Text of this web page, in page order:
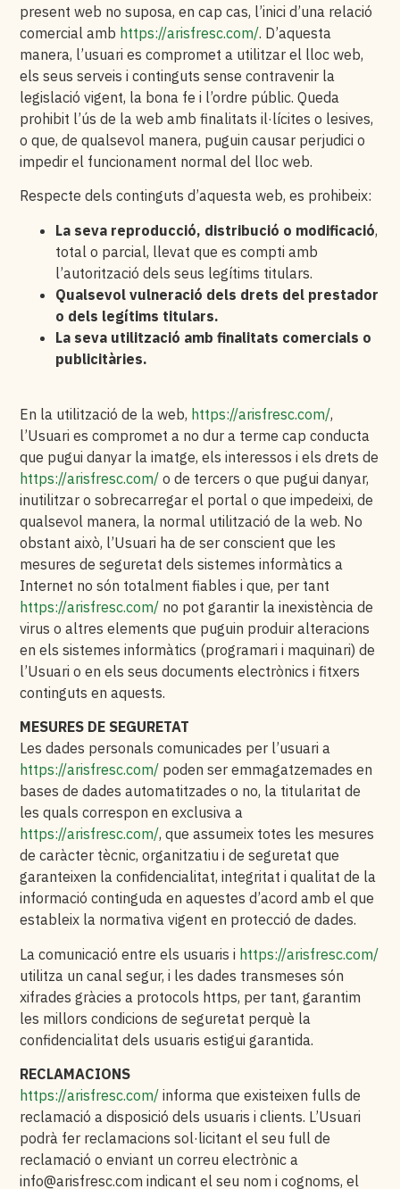
present web no suposa, en cap cas, l’inici d’una relació
comercial amb https://arisfresc.com/. D’aquesta
manera, l’usuari es compromet a utilitzar el lloc web,
els seus serveis i continguts sense contravenir la
legislació vigent, la bona fe i l’ordre públic. Queda
prohibit l’ús de la web amb finalitats il·lícites o lesives,
o que, de qualsevol manera, puguin causar perjudici o
impedir el funcionament normal del lloc web.
Respecte dels continguts d’aquesta web, es prohibeix:
La seva reproducció, distribució o modificació,
total o parcial, llevat que es compti amb
l’autorització dels seus legítims titulars.
Qualsevol vulneració dels drets del prestador
o dels legítims titulars.
La seva utilització amb finalitats comercials o
publicitàries.
En la utilització de la web, https://arisfresc.com/,
l’Usuari es compromet a no dur a terme cap conducta
que pugui danyar la imatge, els interessos i els drets de
https://arisfresc.com/ o de tercers o que pugui danyar,
inutilitzar o sobrecarregar el portal o que impedeixi, de
qualsevol manera, la normal utilització de la web. No
obstant això, l’Usuari ha de ser conscient que les
mesures de seguretat dels sistemes informàtics a
Internet no són totalment fiables i que, per tant
https://arisfresc.com/ no pot garantir la inexistència de
virus o altres elements que puguin produir alteracions
en els sistemes informàtics (programari i maquinari) de
l’Usuari o en els seus documents electrònics i fitxers
continguts en aquests.
MESURES DE SEGURETAT
Les dades personals comunicades per l’usuari a
https://arisfresc.com/ poden ser emmagatzemades en
bases de dades automatitzades o no, la titularitat de
les quals correspon en exclusiva a
https://arisfresc.com/, que assumeix totes les mesures
de caràcter tècnic, organitzatiu i de seguretat que
garanteixen la confidencialitat, integritat i qualitat de la
informació continguda en aquestes d’acord amb el que
estableix la normativa vigent en protecció de dades.
La comunicació entre els usuaris i https://arisfresc.com/
utilitza un canal segur, i les dades transmeses són
xifrades gràcies a protocols https, per tant, garantim
les millors condicions de seguretat perquè la
confidencialitat dels usuaris estigui garantida.
RECLAMACIONS
https://arisfresc.com/ informa que existeixen fulls de
reclamació a disposició dels usuaris i clients. L’Usuari
podrà fer reclamacions sol·licitant el seu full de
reclamació o enviant un correu electrònic a
info@arisfresc.com indicant el seu nom i cognoms, el